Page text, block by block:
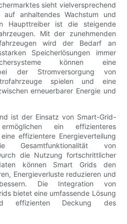
sieht vielversprechend
anhaltendes Wachstum und
Haupttreiber ist die steigende
Mit der zunehmenden
wird der Bedarf an
Speicherlösungen immer
können eine
der Stromversorgung von
spielen und eine
erneuerbarer Energie und
ist der Einsatz von Smart-Grid-
ein effizienteres
effizientere Energieverteilung
Gesamtfunktionalität von
die Nutzung fortschrittlicher
können Smart Grids den
Energieverluste reduzieren und
Die Integration von
bietet eine umfassende Lösung
effizienten Deckung des